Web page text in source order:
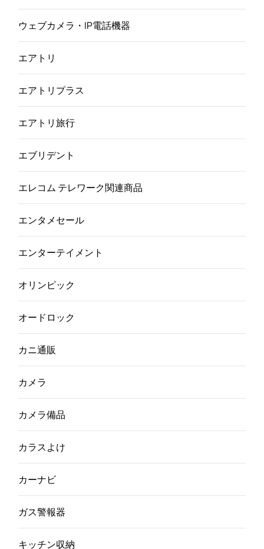
ウェブカメラ・IP電話機器
エアトリ
エアトリプラス
エアトリ旅行
エブリデント
エレコム テレワーク関連商品
エンタメセール
エンターテイメント
オリンピック
オードロック
カニ通販
カメラ
カメラ備品
カラスよけ
カーナビ
ガス警報器
キッチン収納